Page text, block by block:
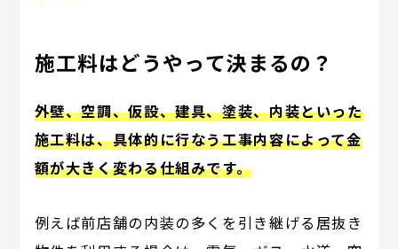
施工料はどうやって決まるの？
外壁、空調、仮設、建具、塗装、内装といった
施工料は、具体的に行なう工事内容によって金
額が大きく変わる仕組みです。
例えば前店舗の内装の多くを引き継げる居抜き